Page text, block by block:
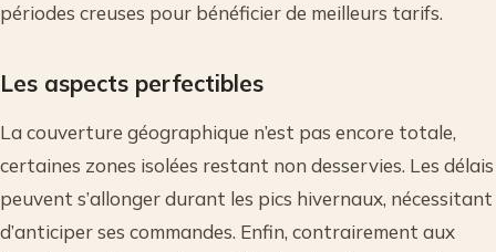
périodes creuses pour bénéficier de meilleurs tarifs.
Les aspects perfectibles
La couverture géographique n’est pas encore totale,
certaines zones isolées restant non desservies. Les délais
peuvent s’allonger durant les pics hivernaux, nécessitant
d’anticiper ses commandes. Enfin, contrairement aux